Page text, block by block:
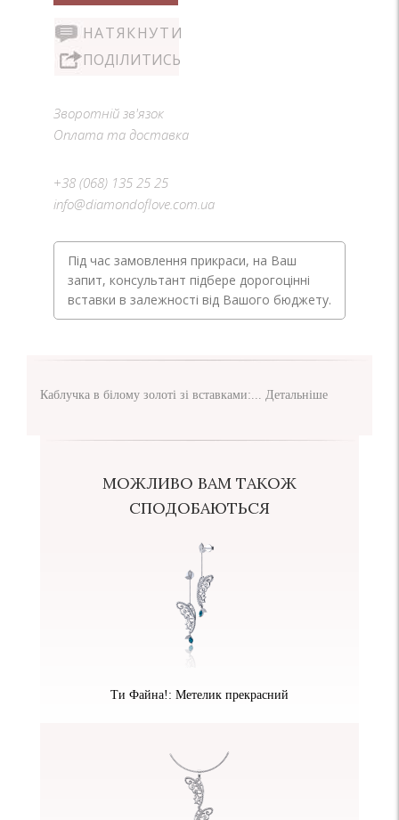
НАТЯКНУТИ
ПОДІЛИТИСЬ
Зворотній зв'язок
Оплата та доставка
+38 (068) 135 25 25
info@diamondoflove.com.ua
Під час замовлення прикраси, на Ваш
запит, консультант підбере дорогоцінні
вставки в залежності від Вашого бюджету.
Каблучка в білому золоті зі вставками:... Детальніше
МОЖЛИВО ВАМ ТАКОЖ
СПОДОБАЮТЬСЯ
Ти Файна!: Метелик прекрасний